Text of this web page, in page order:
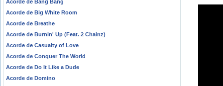
Acorde de Bang Bang
Acorde de Big White Room
Acorde de Breathe
Acorde de Burnin' Up (Feat. 2 Chainz)
Acorde de Casualty of Love
Acorde de Conquer The World
Acorde de Do It Like a Dude
Acorde de Domino